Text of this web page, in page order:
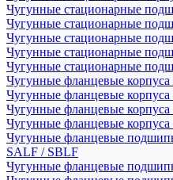
Чугунные стационарные
Чугунные стационарные
Чугунные стационарные
Чугунные стационарные
Чугунные стационарные
Чугунные фланцевые корпуса
Чугунные фланцевые
Чугунные фланцевые корпуса
Чугунные фланцевые корпуса
Чугунные фланцевые
SALF / SBLF
Чугунные фланцевые